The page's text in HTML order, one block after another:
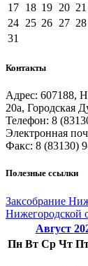
17 18 19 20 21
24 25 26 27 28
31
Контакты
Адрес: 607188,
20а, Городская
Телефон: 8
Электронная
Факс: 8 (83130)
Полезные ссылки
Закcобрание
Нижегородской
Август
Пн Вт Ср Чт